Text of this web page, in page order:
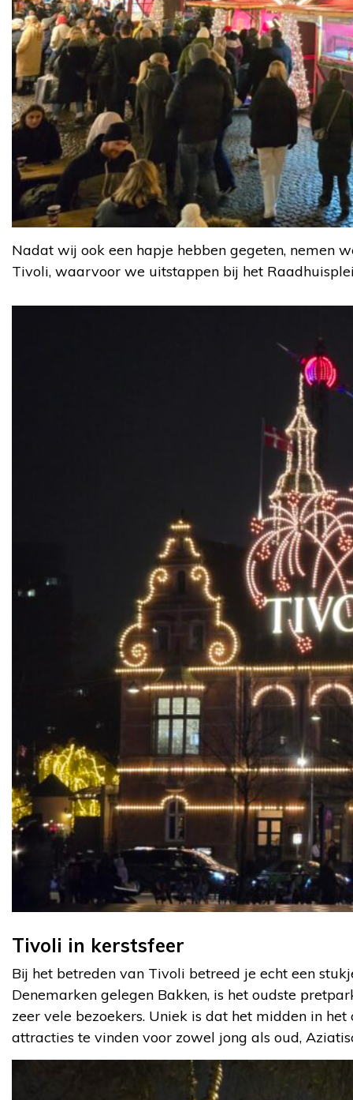
Nadat wij ook een hapje hebben gegeten, nemen
Tivoli, waarvoor we uitstappen bij het
Tivoli in kerstsfeer
Bij het betreden van Tivoli betreed je echt een
Denemarken gelegen Bakken, is het oudste
zeer vele bezoekers. Uniek is dat het midden in
attracties te vinden voor zowel jong als oud,